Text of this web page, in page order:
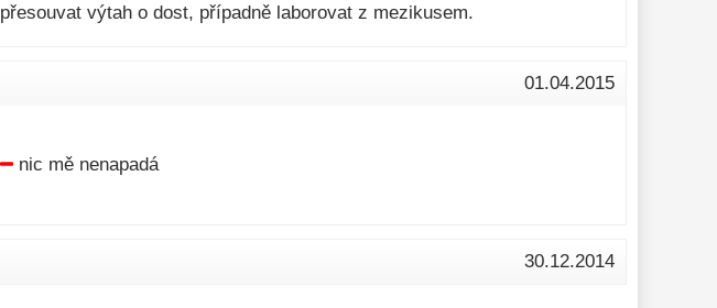
přesouvat výtah o dost, případně laborovat z mezikusem.
01.04.2015
nic mě nenapadá
30.12.2014